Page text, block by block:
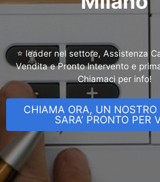
⭐ leader nel settore, Assistenza
Vendita e Pronto Intervento e
Chiamaci per info!
CHIAMA ORA, UN NOSTRO
SARA’ PRONTO PER